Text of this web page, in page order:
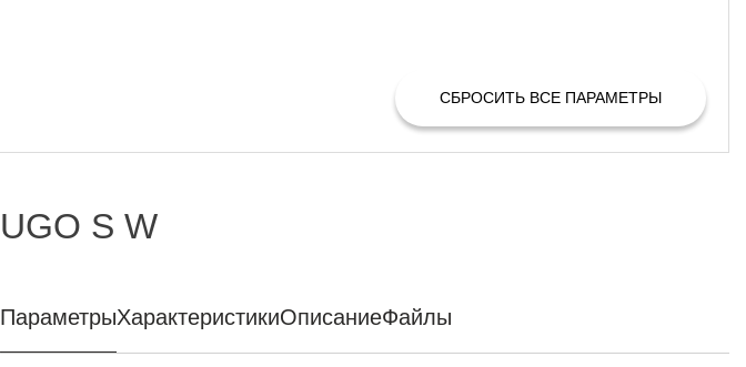
СБРОСИТЬ ВСЕ ПАРАМЕТРЫ
UGO S W
ПараметрыХарактеристикиОписаниеФайлы